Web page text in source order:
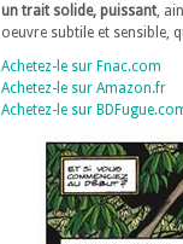
un trait solide, puissant,
oeuvre subtile et sensible,
Achetez-le sur Fnac.com
Achetez-le sur Amazon.fr
Achetez-le sur